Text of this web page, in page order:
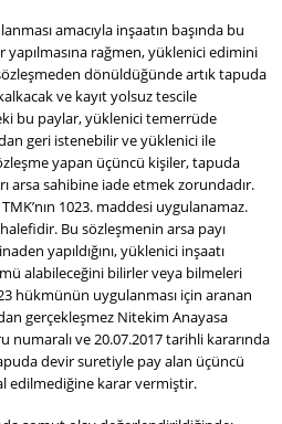
amacıyla inşaatın başında bu
rağmen, yüklenici edimini
dönüldüğünde artık tapuda
ve kayıt yolsuz tescile
bu paylar, yüklenici temerrüde
geri istenebilir ve yüklenici ile
yapan üçüncü kişiler, tapuda
arsa sahibine iade etmek zorundadır.
1023. maddesi uygulanamaz.
Bu sözleşmenin arsa payı
yapıldığını, yüklenici inşaatı
alabileceğini bilirler veya bilmeleri
hükmünün uygulanması için aranan
gerçekleşmez Nitekim Anayasa
numaralı ve 20.07.2017 tarihli kararında
devir suretiyle pay alan üçüncü
edilmediğine karar vermiştir.